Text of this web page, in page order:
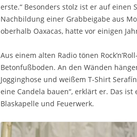
erste.“ Besonders stolz ist er auf einen
Nachbildung einer Grabbeigabe aus
oberhalb Oaxacas, hatte vor einigen
Aus einem alten Radio tönen
Betonfußboden. An den Wänden
Jogginghose und weißem T-Shirt
eine Candela bauen“, erklärt er. Das
Blaskapelle und Feuerwerk.